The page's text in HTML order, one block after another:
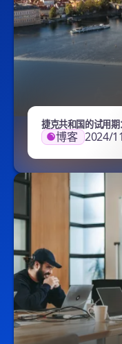
捷克共和国的试用
博客 2024/